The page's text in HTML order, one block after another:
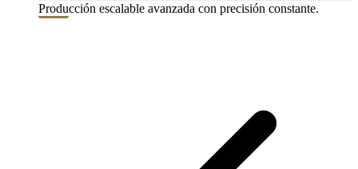
Producción escalable avanzada con precisión constante.